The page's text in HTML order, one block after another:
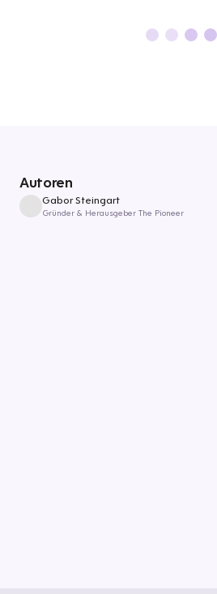
Autoren
Gabor Steingart
Gründer & Herausgeber The Pioneer